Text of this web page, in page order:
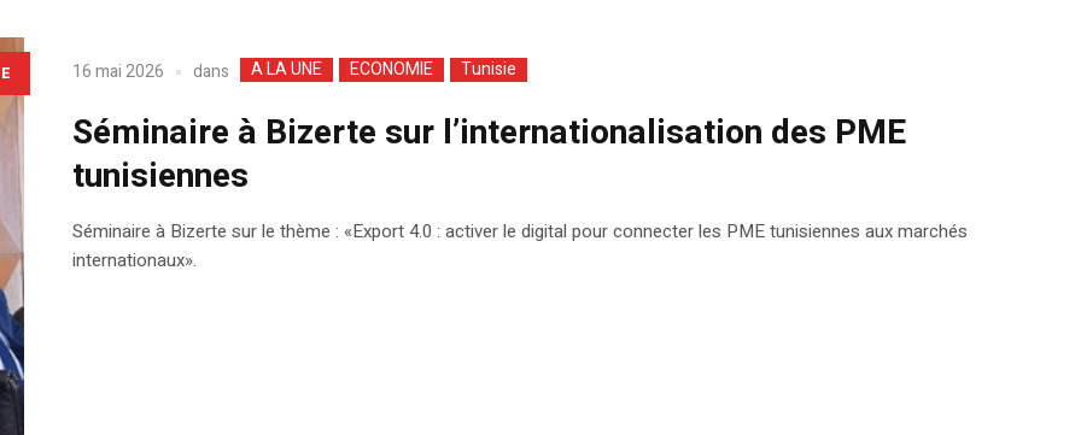
16 mai 2026 dans A LA UNE ECONOMIE Tunisie
Séminaire à Bizerte sur l’internationalisation des PME
tunisiennes
Séminaire à Bizerte sur le thème : «Export 4.0 : activer le digital pour connecter les PME tunisiennes aux marchés
internationaux».